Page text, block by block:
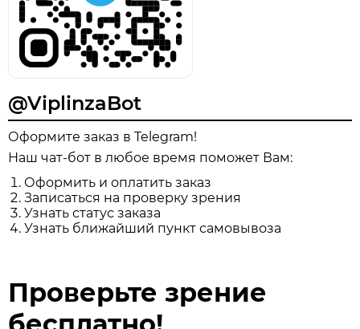
@ViplinzaBot
Оформите заказ в Telegram!
Наш чат-бот в любое время поможет Вам:
Оформить и оплатить заказ
Записаться на проверку зрения
Узнать статус заказа
Узнать ближайший пункт самовывоза
Проверьте зрение